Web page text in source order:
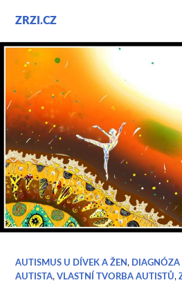
obsahu
ZRZI.CZ
AUTISMUS U DÍVEK A ŽEN,
AUTISTA,VLASTNÍ TVORBA AUTISTŮ,